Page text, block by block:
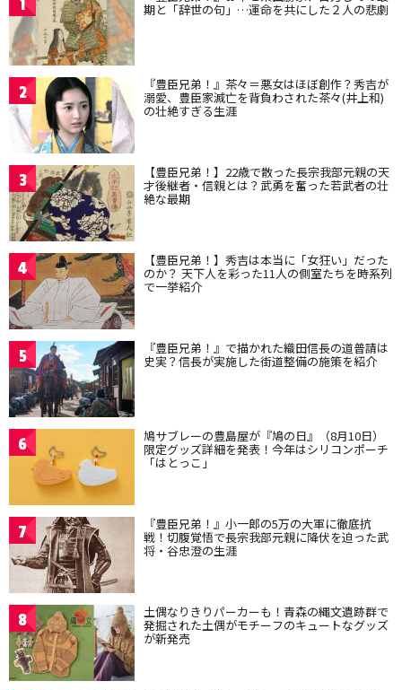
1 期と「辞世の句」…運命を共にした２人の悲劇
2 『豊臣兄弟！』茶々＝悪女はほぼ創作？秀吉が
溺愛、豊臣家滅亡を背負わされた茶々(井上和)
の壮絶すぎる生涯
3 【豊臣兄弟！】22歳で散った長宗我部元親の天
才後継者・信親とは？武勇を奮った若武者の壮
絶な最期
4 【豊臣兄弟！】秀吉は本当に「女狂い」だった
のか？ 天下人を彩った11人の側室たちを時系列
で一挙紹介
5 『豊臣兄弟！』で描かれた織田信長の道普請は
史実？信長が実施した街道整備の施策を紹介
6 鳩サブレーの豊島屋が『鳩の日』（8月10日）
限定グッズ詳細を発表！今年はシリコンポーチ
「はとっこ」
7 『豊臣兄弟！』小一郎の5万の大軍に徹底抗
戦！切腹覚悟で長宗我部元親に降伏を迫った武
将・谷忠澄の生涯
8 土偶なりきりパーカーも！青森の縄文遺跡群で
発掘された土偶がモチーフのキュートなグッズ
が新発売